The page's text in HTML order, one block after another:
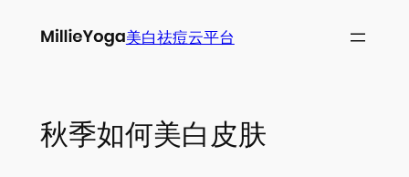
美白祛痘云平台
秋季如何美白皮肤